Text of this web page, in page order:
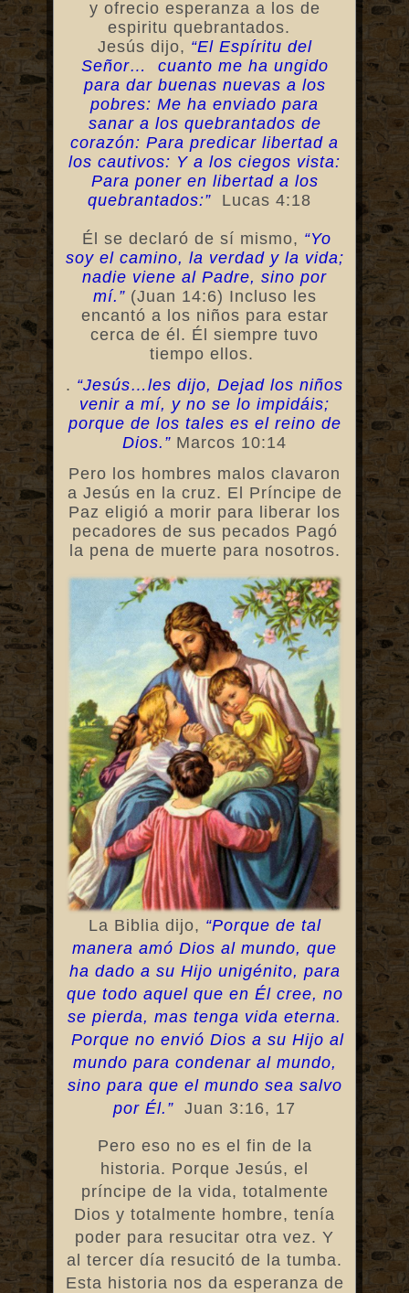
y ofrecio esperanza a los de
espiritu quebrantados.
Jesús dijo, “El Espíritu del
Señor… cuanto me ha ungido
para dar buenas nuevas a los
pobres: Me ha enviado para
sanar a los quebrantados de
corazón: Para predicar libertad a
los cautivos: Y a los ciegos vista:
Para poner en libertad a los
quebrantados:”Lucas 4:18
Él se declaró de sí mismo, “Yo
soy el camino, la verdad y la vida;
nadie viene al Padre, sino por
mí.”(Juan 14:6) Incluso les
encantó a los niños para estar
cerca de él. Él siempre tuvo
tiempo ellos.
. “Jesús…les dijo, Dejad los niños
venir a mí, y no se lo impidáis;
porque de los tales es el reino de
Dios.” Marcos 10:14
Pero los hombres malos clavaron
a Jesús en la cruz. El Príncipe de
Paz eligió a morir para liberar los
pecadores de sus pecados Pagó
la pena de muerte para nosotros.
La Biblia dijo, “Porque de tal
manera amó Dios al mundo, que
ha dado a su Hijo unigénito, para
que todo aquel que en Él cree, no
se pierda, mas tenga vida eterna.
Porque no envió Dios a su Hijo al
mundo para condenar al mundo,
sino para que el mundo sea salvo
por Él.” Juan 3:16, 17
Pero eso no es el fin de la
historia. Porque Jesús, el
príncipe de la vida, totalmente
Dios y totalmente hombre, tenía
poder para resucitar otra vez. Y
al tercer día resucitó de la tumba.
Esta historia nos da esperanza de